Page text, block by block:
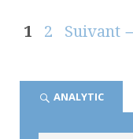
1 2 Suivant
ANALYTIC